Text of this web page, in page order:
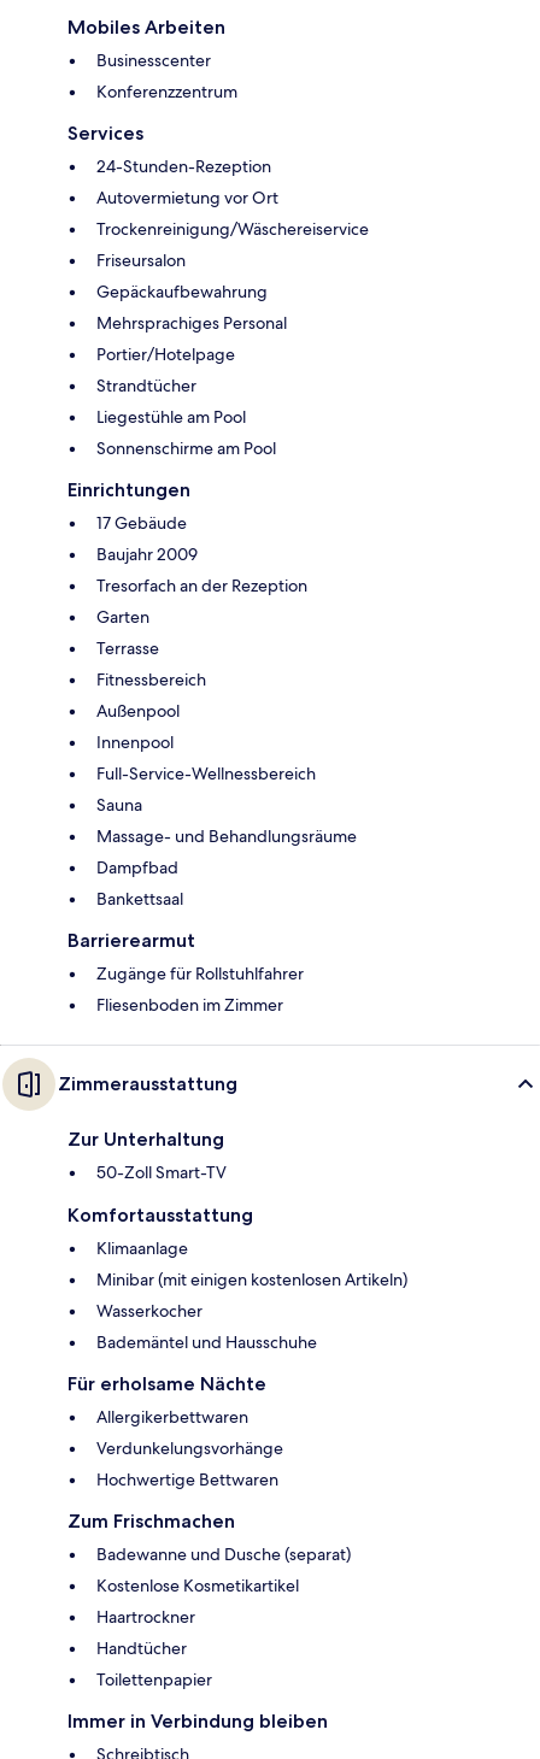
Mobiles Arbeiten
Businesscenter
Konferenzzentrum
Services
24-Stunden-Rezeption
Autovermietung vor Ort
Trockenreinigung/Wäschereiservice
Friseursalon
Gepäckaufbewahrung
Mehrsprachiges Personal
Portier/Hotelpage
Strandtücher
Liegestühle am Pool
Sonnenschirme am Pool
Einrichtungen
17 Gebäude
Baujahr 2009
Tresorfach an der Rezeption
Garten
Terrasse
Fitnessbereich
Außenpool
Innenpool
Full-Service-Wellnessbereich
Sauna
Massage- und Behandlungsräume
Dampfbad
Bankettsaal
Barrierearmut
Zugänge für Rollstuhlfahrer
Fliesenboden im Zimmer
Zimmerausstattung
Zur Unterhaltung
50-Zoll Smart-TV
Komfortausstattung
Klimaanlage
Minibar (mit einigen kostenlosen Artikeln)
Wasserkocher
Bademäntel und Hausschuhe
Für erholsame Nächte
Allergikerbettwaren
Verdunkelungsvorhänge
Hochwertige Bettwaren
Zum Frischmachen
Badewanne und Dusche (separat)
Kostenlose Kosmetikartikel
Haartrockner
Handtücher
Toilettenpapier
Immer in Verbindung bleiben
Schreibtisch